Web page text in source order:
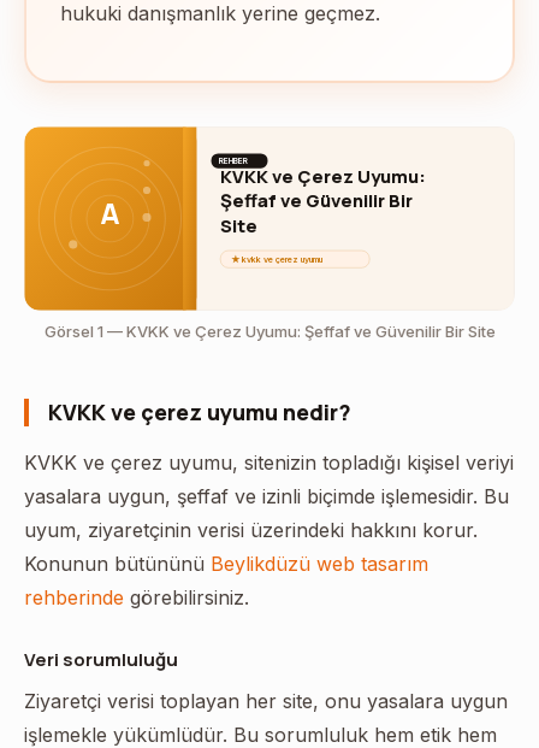
hukuki danışmanlık yerine geçmez.
A
REHBER
KVKK ve Çerez Uyumu:
Şeffaf ve Güvenilir Bir
Site
★ kvkk ve çerez uyumu
Görsel 1 — KVKK ve Çerez Uyumu: Şeffaf ve Güvenilir Bir Site
KVKK ve çerez uyumu nedir?
KVKK ve çerez uyumu, sitenizin topladığı kişisel veriyi
yasalara uygun, şeffaf ve izinli biçimde işlemesidir. Bu
uyum, ziyaretçinin verisi üzerindeki hakkını korur.
Konunun bütününü Beylikdüzü web tasarım
rehberinde görebilirsiniz.
Veri sorumluluğu
Ziyaretçi verisi toplayan her site, onu yasalara uygun
işlemekle yükümlüdür. Bu sorumluluk hem etik hem